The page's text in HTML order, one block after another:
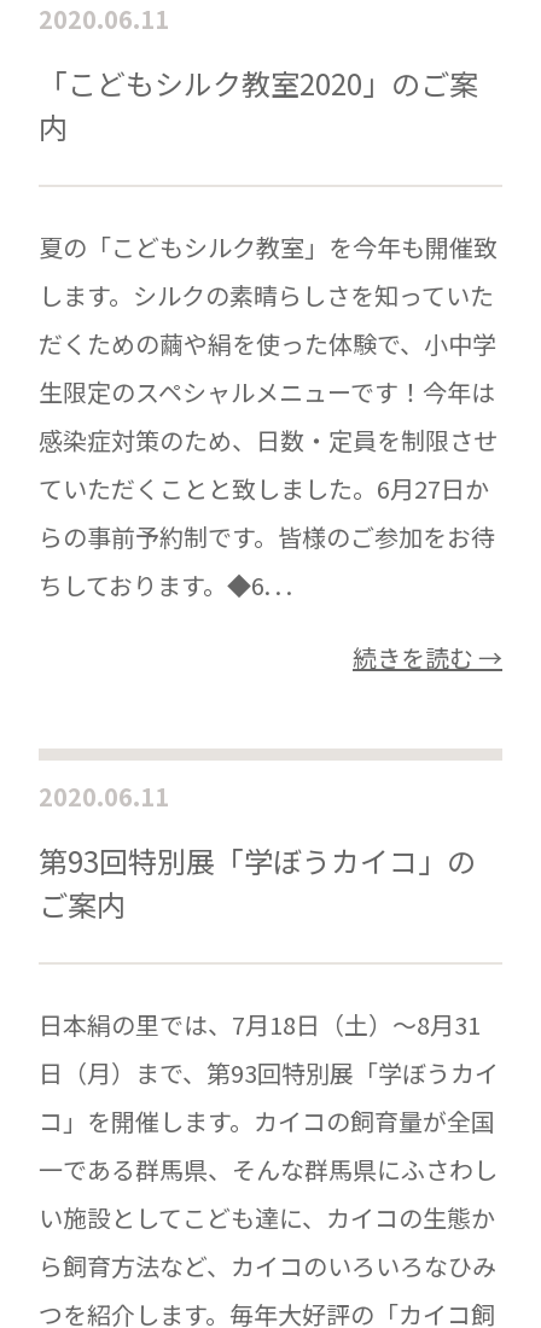
2020.06.11
「こどもシルク教室2020」のご案
内
夏の「こどもシルク教室」を今年も開催致
します。シルクの素晴らしさを知っていた
だくための繭や絹を使った体験で、小中学
生限定のスペシャルメニューです！今年は
感染症対策のため、日数・定員を制限させ
ていただくことと致しました。6月27日か
らの事前予約制です。皆様のご参加をお待
ちしております。◆6. . .
続きを読む →
2020.06.11
第93回特別展「学ぼうカイコ」の
ご案内
日本絹の里では、7月18日（土）～8月31
日（月）まで、第93回特別展「学ぼうカイ
コ」を開催します。カイコの飼育量が全国
一である群馬県、そんな群馬県にふさわし
い施設としてこども達に、カイコの生態か
ら飼育方法など、カイコのいろいろなひみ
つを紹介します。毎年大好評の「カイコ飼